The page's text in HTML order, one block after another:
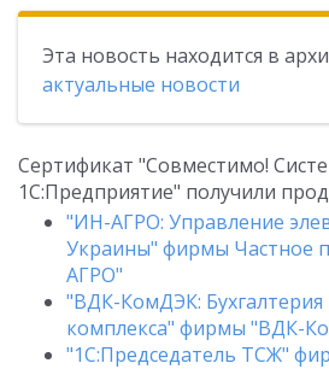
Эта новость находится в
актуальные новости
Сертификат "Совместимо!
1С:Предприятие" получили
"ИН-АГРО: Управление
Украины" фирмы Частное
АГРО"
"ВДК-КомДЭК: Бухгалтерия
комплекса" фирмы "ВДК-
"1С:Председатель ТСЖ"